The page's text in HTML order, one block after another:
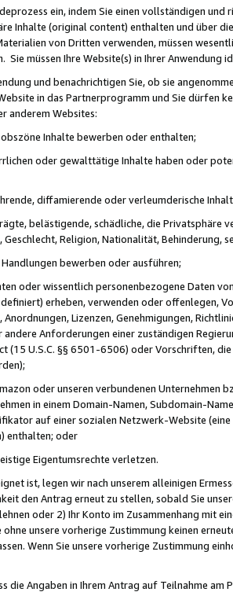
ein, indem Sie einen vollständigen
Inhalte (original content) enthalten und über
von Dritten verwenden, müssen
Sie müssen Ihre Website(s) in Ihrer Anwendung
und benachrichtigen Sie, ob sie
in das Partnerprogramm und Sie dürfen
anderem Websites:
Inhalte bewerben oder enthalten;
oder gewalttätige Inhalte haben oder
diffamierende oder verleumderische
belästigende, schädliche, die Privatsphäre
Religion, Nationalität, Behinderung,
bewerben oder ausführen;
oder wissentlich personenbezogene Daten
erheben, verwenden oder offenlegen,
Anordnungen, Lizenzen, Genehmigungen,
andere Anforderungen einer zuständigen
(15 U.S.C. §§ 6501-6506) oder Vorschriften,
oder unseren verbundenen Unternehmen
in einem Domain-Namen, Subdomain-
auf einer sozialen Netzwerk-Website
enthalten; oder
Eigentumsrechte verletzen.
ist, legen wir nach unserem alleinigen
den Antrag erneut zu stellen, sobald Sie
oder 2) Ihr Konto im Zusammenhang mit
unsere vorherige Zustimmung keinen
Wenn Sie unsere vorherige Zustimmung
die Angaben in Ihrem Antrag auf Teilnahme